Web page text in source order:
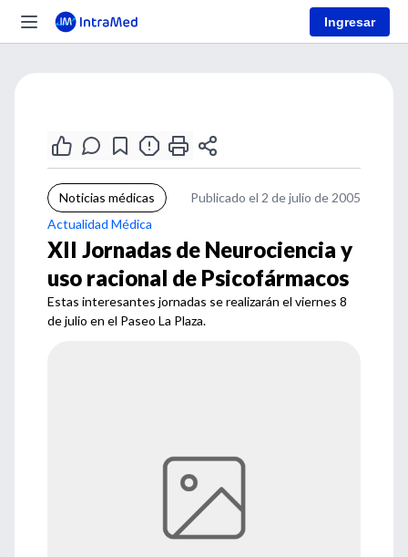
Ingresar
Noticias médicas
Publicado el 2 de julio de 2005
Actualidad Médica
XII Jornadas de Neurociencia y
uso racional de Psicofármacos
Estas interesantes jornadas se realizarán el viernes 8
de julio en el Paseo La Plaza.